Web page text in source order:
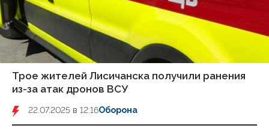
Трое жителей Лисичанска получили ранения
из-за атак дронов ВСУ
22.07.2025 в 12:16Оборона